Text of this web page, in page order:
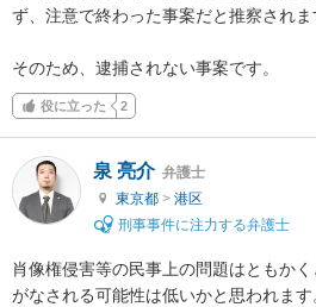
ず、注意で終わった事案だと推察されま
そのため、逮捕されない事案です。
役に立った 2
泉 亮介 弁護士
東京都 > 港区
刑事事件に注力する弁護士
肖像権侵害等の民事上の問題はともか
がなされる可能性は低いかと思われます